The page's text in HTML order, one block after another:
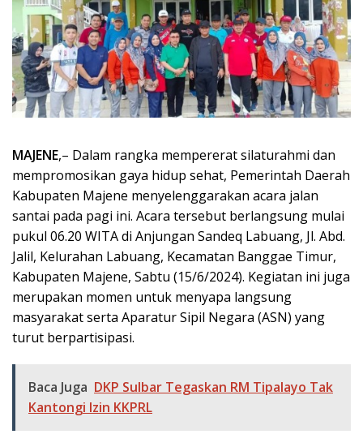
MAJENE,– Dalam rangka mempererat silaturahmi dan
mempromosikan gaya hidup sehat, Pemerintah Daerah
Kabupaten Majene menyelenggarakan acara jalan
santai pada pagi ini. Acara tersebut berlangsung mulai
pukul 06.20 WITA di Anjungan Sandeq Labuang, Jl. Abd.
Jalil, Kelurahan Labuang, Kecamatan Banggae Timur,
Kabupaten Majene, Sabtu (15/6/2024). Kegiatan ini juga
merupakan momen untuk menyapa langsung
masyarakat serta Aparatur Sipil Negara (ASN) yang
turut berpartisipasi.
Baca Juga DKP Sulbar Tegaskan RM Tipalayo Tak
Kantongi Izin KKPRL